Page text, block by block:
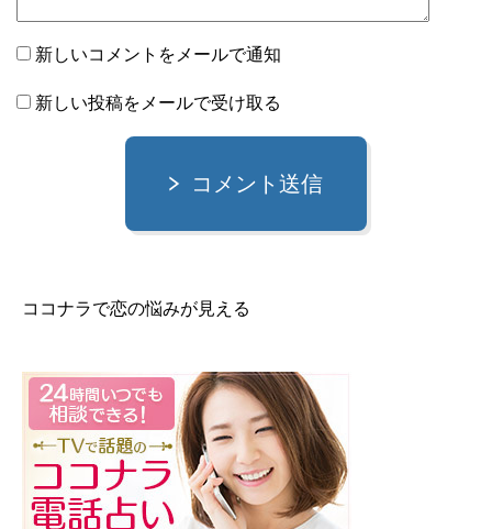
新しいコメントをメールで通知
新しい投稿をメールで受け取る
コメント送信
ココナラで恋の悩みが見える